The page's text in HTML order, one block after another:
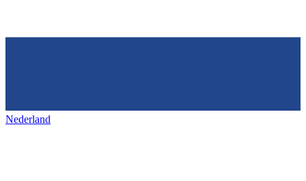
Nederland